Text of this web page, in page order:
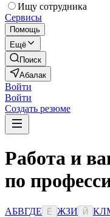
Ищу сотрудника
Сервисы
Помощь
Ещё
Поиск
Абалак
Войти
Войти
Создать резюме
Работа и
по
АБВГДЕ Ё ЖЗИ Й КЛ